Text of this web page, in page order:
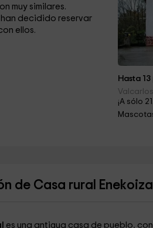
muy similares.
decidido reservar
ellos.
Hasta 13
¡A sólo
de Casa rural
es una antigua casa de pueblo,